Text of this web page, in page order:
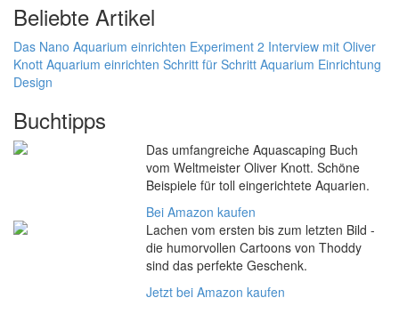
Beliebte Artikel
Das Nano Aquarium einrichten Experiment 2 Interview mit Oliver
Knott Aquarium einrichten Schritt für Schritt Aquarium Einrichtung
Design
Buchtipps
Das umfangreiche Aquascaping Buch
vom Weltmeister Oliver Knott. Schöne
Beispiele für toll eingerichtete Aquarien.
Bei Amazon kaufen
Lachen vom ersten bis zum letzten Bild -
die humorvollen Cartoons von Thoddy
sind das perfekte Geschenk.
Jetzt bei Amazon kaufen